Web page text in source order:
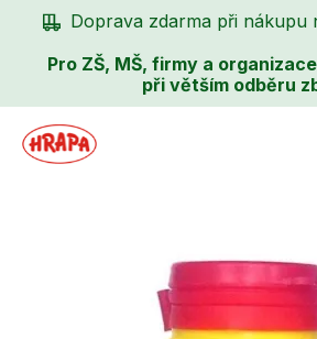
Doprava zdarma při nákupu
Pro ZŠ, MŠ, firmy a
při větším odběru